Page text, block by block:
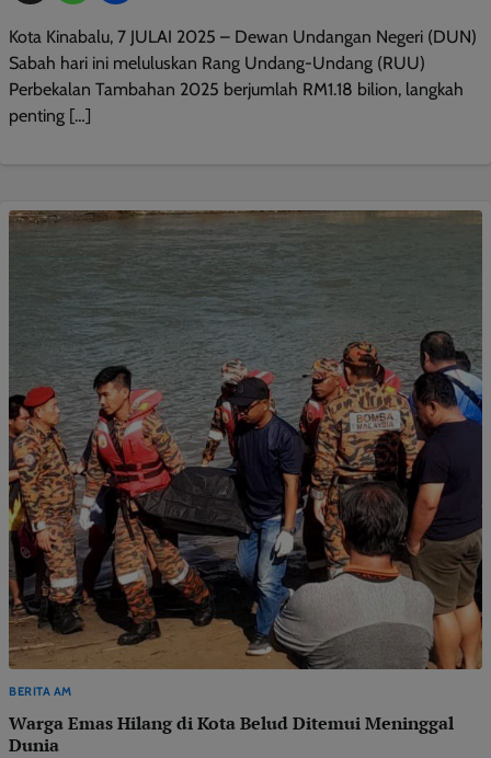
Kota Kinabalu, 7 JULAI 2025 – Dewan Undangan Negeri (DUN)
Sabah hari ini meluluskan Rang Undang-Undang (RUU)
Perbekalan Tambahan 2025 berjumlah RM1.18 bilion, langkah
penting […]
BERITA AM
Warga Emas Hilang di Kota Belud Ditemui Meninggal
Dunia